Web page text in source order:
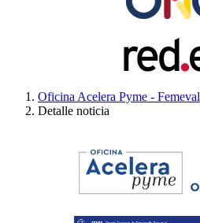
Oficina Acelera Pyme - Femeval
Detalle noticia